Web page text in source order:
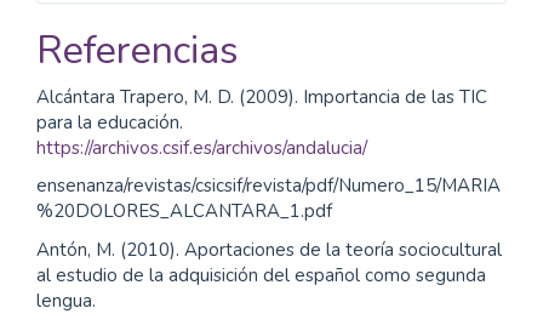
Referencias
Alcántara Trapero, M. D. (2009). Importancia de las TIC
para la educación.
https://archivos.csif.es/archivos/andalucia/
ensenanza/revistas/csicsif/revista/pdf/Numero_15/MARIA
%20DOLORES_ALCANTARA_1.pdf
Antón, M. (2010). Aportaciones de la teoría sociocultural
al estudio de la adquisición del español como segunda
lengua.